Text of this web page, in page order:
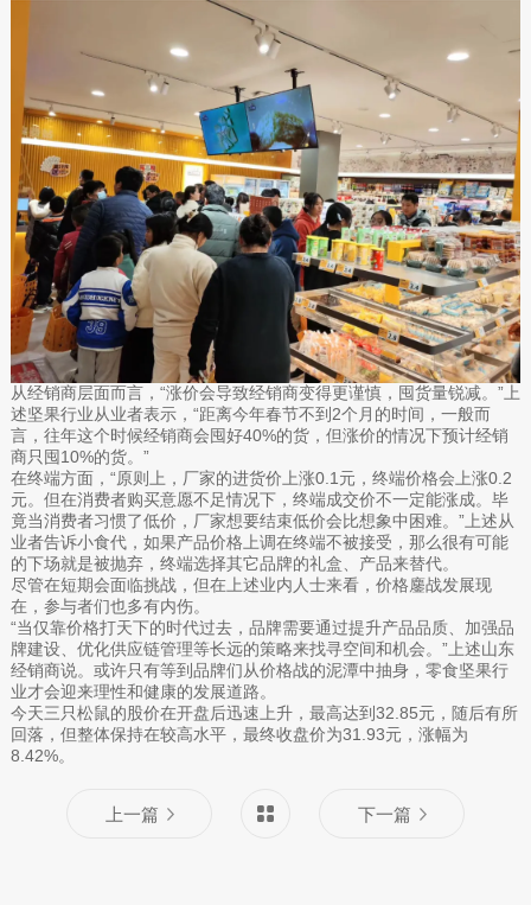
从经销商层面而言，“涨价会导致经销商变得更谨慎，囤货量锐减。”上
述坚果行业从业者表示，“距离今年春节不到2个月的时间，一般而
言，往年这个时候经销商会囤好40%的货，但涨价的情况下预计经销
商只囤10%的货。”
在终端方面，“原则上，厂家的进货价上涨0.1元，终端价格会上涨0.2
元。但在消费者购买意愿不足情况下，终端成交价不一定能涨成。毕
竟当消费者习惯了低价，厂家想要结束低价会比想象中困难。”上述从
业者告诉小食代，如果产品价格上调在终端不被接受，那么很有可能
的下场就是被抛弃，终端选择其它品牌的礼盒、产品来替代。
尽管在短期会面临挑战，但在上述业内人士来看，价格鏖战发展现
在，参与者们也多有内伤。
“当仅靠价格打天下的时代过去，品牌需要通过提升产品品质、加强品
牌建设、优化供应链管理等长远的策略来找寻空间和机会。”上述山东
经销商说。或许只有等到品牌们从价格战的泥潭中抽身，零食坚果行
业才会迎来理性和健康的发展道路。
今天三只松鼠的股价在开盘后迅速上升，最高达到32.85元，随后有所
回落，但整体保持在较高水平，最终收盘价为31.93元，涨幅为
8.42%。
上一篇 下一篇